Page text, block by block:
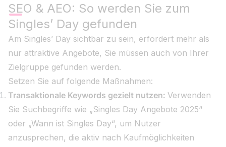
SEO & AEO: So werden Sie zum
Singles’ Day gefunden
Am Singles’ Day sichtbar zu sein, erfordert mehr als
nur attraktive Angebote, Sie müssen auch von Ihrer
Zielgruppe gefunden werden.
Setzen Sie auf folgende Maßnahmen:
Transaktionale Keywords gezielt nutzen: Verwenden
Sie Suchbegriffe wie „Singles Day Angebote 2025“
oder „Wann ist Singles Day“, um Nutzer
anzusprechen, die aktiv nach Kaufmöglichkeiten